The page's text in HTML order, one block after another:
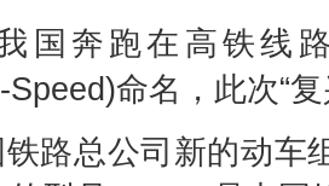
奔跑在高铁线路
命名，此次“
总公司新的动车